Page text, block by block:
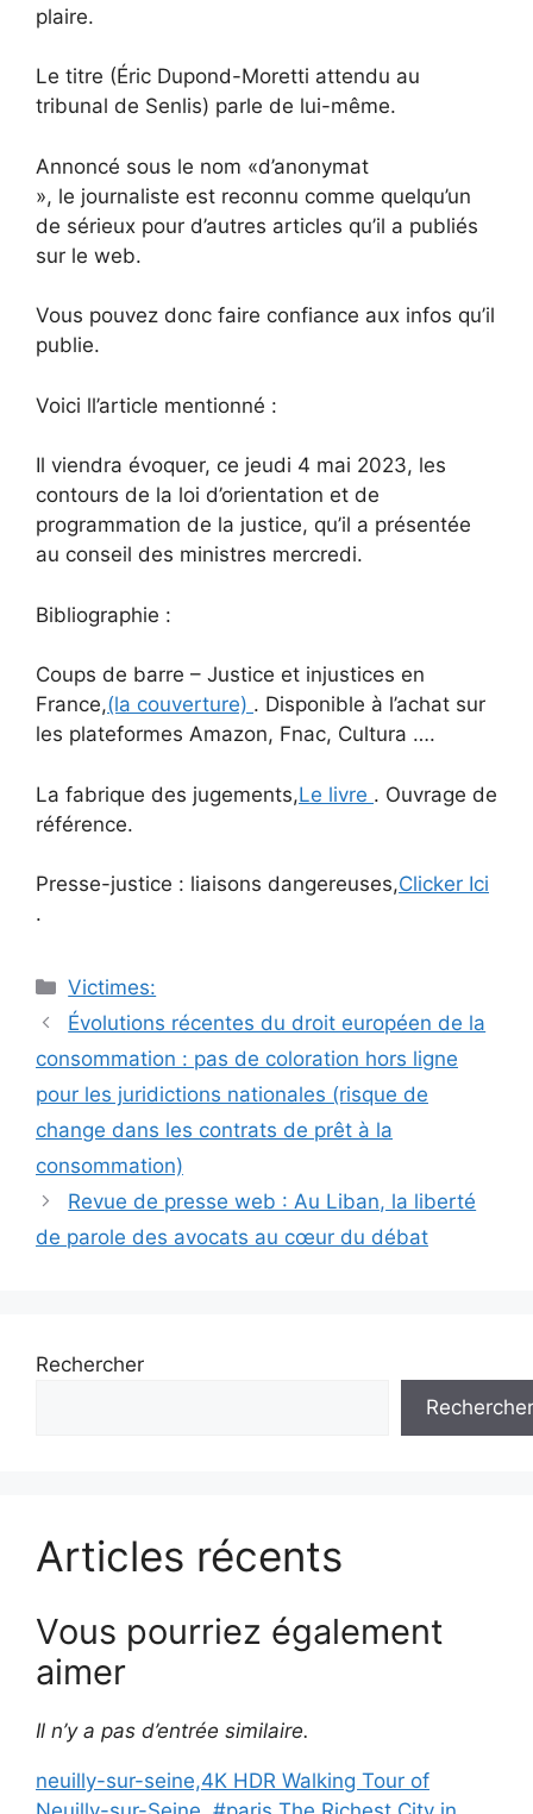
plaire.
Le titre (Éric Dupond-Moretti attendu au
tribunal de Senlis) parle de lui-même.
Annoncé sous le nom «d’anonymat
», le journaliste est reconnu comme quelqu’un
de sérieux pour d’autres articles qu’il a publiés
sur le web.
Vous pouvez donc faire confiance aux infos qu’il
publie.
Voici ll’article mentionné :
Il viendra évoquer, ce jeudi 4 mai 2023, les
contours de la loi d’orientation et de
programmation de la justice, qu’il a présentée
au conseil des ministres mercredi.
Bibliographie :
Coups de barre – Justice et injustices en
France,(la couverture) . Disponible à l’achat sur
les plateformes Amazon, Fnac, Cultura ….
La fabrique des jugements,Le livre . Ouvrage de
référence.
Presse-justice : liaisons dangereuses,Clicker Ici
.
Catégories
Victimes:
Navigation
des
Évolutions récentes du droit européen de la
consommation : pas de coloration hors ligne
pour les juridictions nationales (risque de
change dans les contrats de prêt à la
consommation)
Revue de presse web : Au Liban, la liberté
de parole des avocats au cœur du débat
Rechercher
Rechercher
Articles récents
Vous pourriez également
aimer
Il n’y a pas d’entrée similaire.
neuilly-sur-seine,4K HDR Walking Tour of